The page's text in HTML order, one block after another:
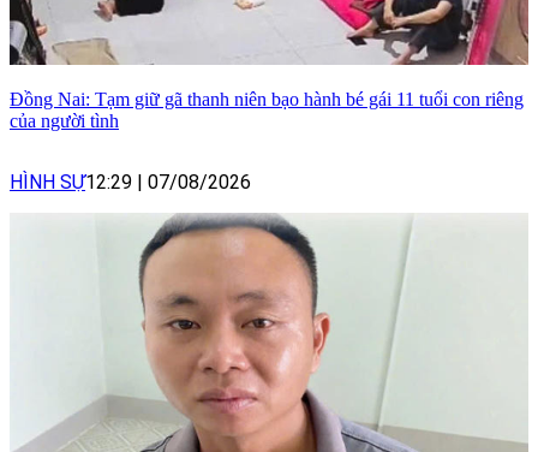
Đồng Nai: Tạm giữ gã thanh niên bạo hành bé gái 11 tuổi con riêng
của người tình
HÌNH SỰ12:29 | 07/08/2026